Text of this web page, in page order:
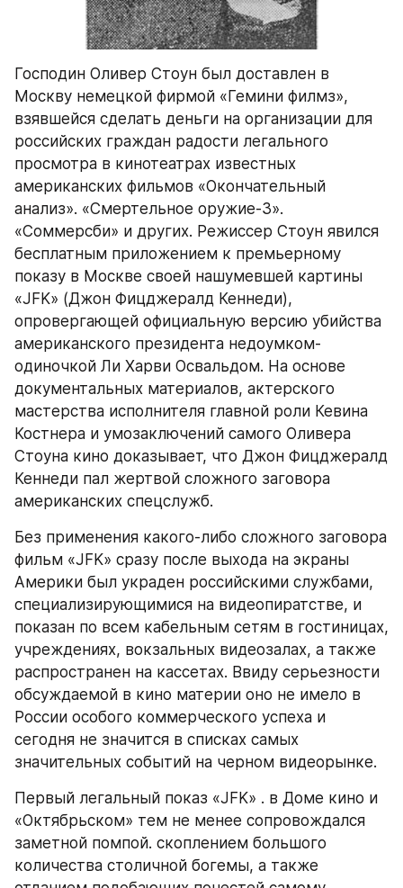
Господин Оливер Стоун был доставлен в
Москву немецкой фирмой «Гемини филмз»,
взявшейся сделать деньги на организации для
российских граждан радости легального
просмотра в кинотеатрах известных
американских фильмов «Окончательный
анализ». «Смертельное оружие-3».
«Соммерсби» и других. Режиссер Стоун явился
бесплатным приложением к премьерному
показу в Москве своей нашумевшей картины
«JFK» (Джон Фицджералд Кеннеди),
опровергающей официальную версию убийства
американского президента недоумком-
одиночкой Ли Харви Освальдом. На основе
документальных материалов, актерского
мастерства исполнителя главной роли Кевина
Костнера и умозаключений самого Оливера
Стоуна кино доказывает, что Джон Фицджералд
Кеннеди пал жертвой сложного заговора
американских спецслужб.
Без применения какого-либо сложного заговора
фильм «JFK» сразу после выхода на экраны
Америки был украден российскими службами,
специализирующимися на видеопиратстве, и
показан по всем кабельным сетям в гостиницах,
учреждениях, вокзальных видеозалах, а также
распространен на кассетах. Ввиду серьезности
обсуждаемой в кино материи оно не имело в
России особого коммерческого успеха и
сегодня не значится в списках самых
значительных событий на черном видеорынке.
Первый легальный показ «JFK» . в Доме кино и
«Октябрьском» тем не менее сопровождался
заметной помпой. скоплением большого
количества столичной богемы, а также